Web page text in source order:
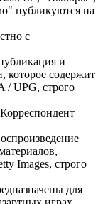
публикуются на
с
и
которое содержит
/ UPG, строго
Images, строго
для